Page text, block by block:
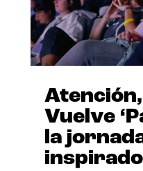
Vuelve
la